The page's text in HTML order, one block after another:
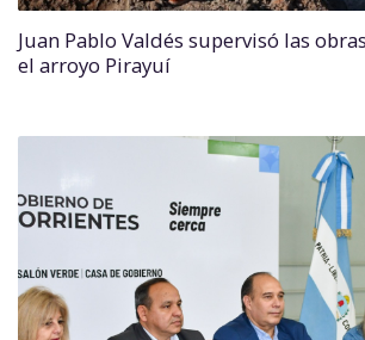
Juan Pablo Valdés supervisó las
el arroyo Pirayuí